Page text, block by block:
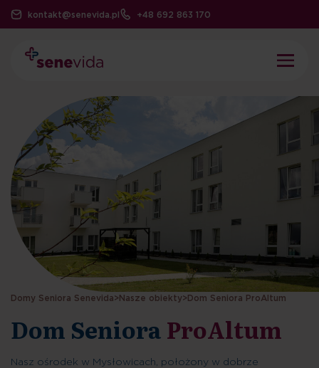
kontakt@senevida.pl +48 692 863 170
Domy Seniora Senevida> Nasze obiekty> Dom Seniora ProAltum
Dom SenioraProAltum
Nasz ośrodek w Mysłowicach, położony w dobrze